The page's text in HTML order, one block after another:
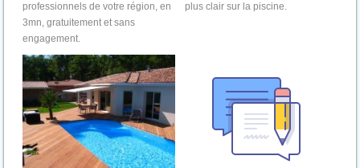
professionnels de votre région, en
3mn, gratuitement et sans
engagement.
plus clair sur la piscine.